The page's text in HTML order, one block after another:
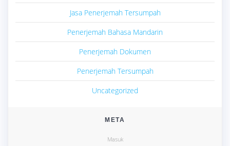
Jasa Penerjemah Tersumpah
Penerjemah Bahasa Mandarin
Penerjemah Dokumen
Penerjemah Tersumpah
Uncategorized
META
Masuk